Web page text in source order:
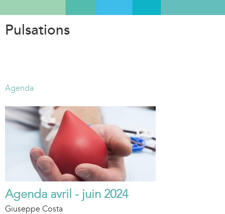
Pulsations
Agenda
Agenda avril - juin 2024
Giuseppe Costa